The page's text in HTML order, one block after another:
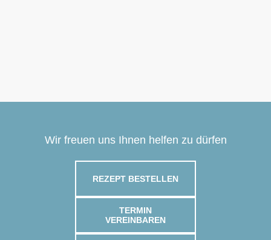
Wir freuen uns Ihnen helfen zu dürfen
REZEPT BESTELLEN
TERMIN
VEREINBAREN